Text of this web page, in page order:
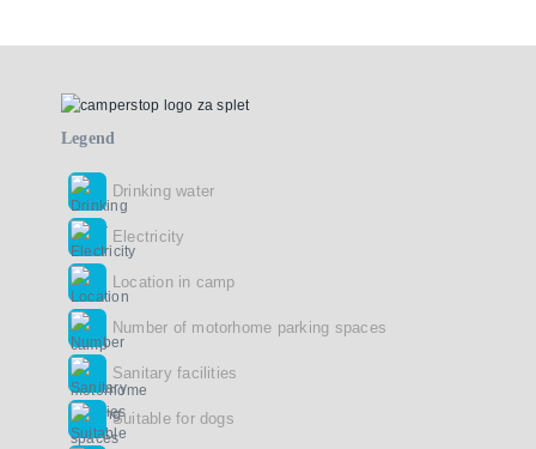
Legend
Drinking water
Electricity
Location in camp
Number of motorhome parking spaces
Sanitary facilities
Suitable for dogs